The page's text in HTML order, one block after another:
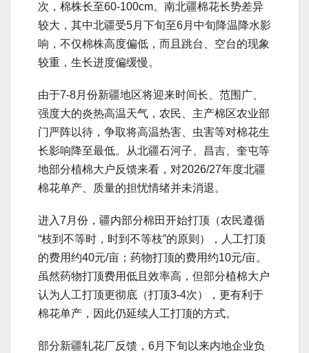
次，棉株长至60-100cm。南北疆棉花长势差异
较大，其中北疆受5月下旬至6月中旬降温降水影
响，不仅棉株高度偏低，而且跳台、空台的现象
较重，生长进度偏缓慢。
由于7-8月份新疆地区将迎来时间长、范围广、
强度大的炎热高温天气，农民、主产棉区农业部
门严阵以待，争取将高温热害、虫害等对棉花生
长影响降至最低。从北疆石河子、昌吉、奎屯等
地部分植棉大户反馈来看，对2026/27年度北疆
棉花单产、质量的担忧情绪并未消退。
进入7月份，疆内部分棉田开始打顶（农民遵循
“枝到不等时，时到不等枝”的原则），人工打顶
的费用约40元/亩；药物打顶的费用约10元/亩。
虽然药物打顶费用低且效率高，但部分植棉大户
认为人工打顶更彻底（打顶3-4次），更有利于
棉花单产，因此仍延续人工打顶的方式。
部分新疆轧花厂反馈，6月下旬以来内地企业负